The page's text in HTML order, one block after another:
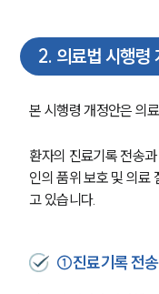
2. 의료법 시행령
본 시행령 개정안은 의
환자의 진료기록 전송
인의 품위 보호 및 의료
고 있습니다.
①진료기록 전송